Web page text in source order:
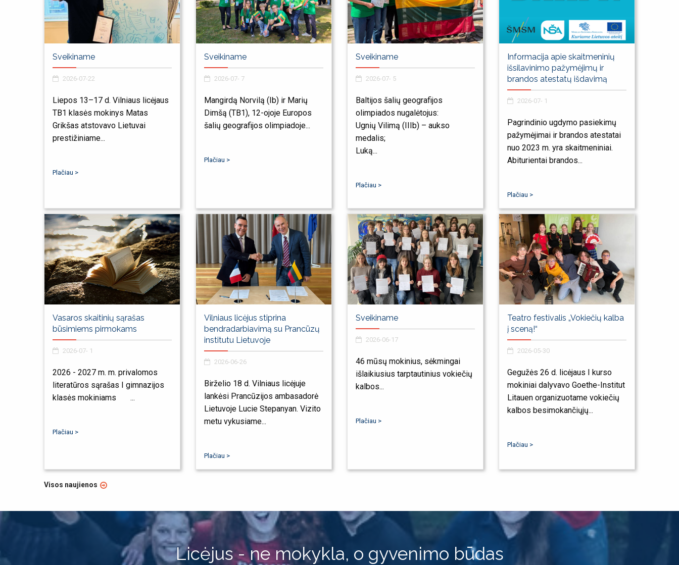
Sveikiname
2026-07-22
Liepos 13–17 d. Vilniaus licėjaus
TB1 klasės mokinys Matas
Grikšas atstovavo Lietuvai
prestižiniame...
Plačiau >
Sveikiname
2026-07- 7
Mangirdą Norvilą (Ib) ir Marių
Dimšą (TB1), 12-ojoje Europos
šalių geografijos olimpiadoje...
Plačiau >
Sveikiname
2026-07- 5
Baltijos šalių geografijos
olimpiados nugalėtojus:
Ugnių Vilimą (IIIb) – aukso
medalis;
Luką...
Plačiau >
Informacija apie skaitmeninių
išsilavinimo pažymėjimų ir
brandos atestatų išdavimą
2026-07- 1
Pagrindinio ugdymo pasiekimų
pažymėjimai ir brandos atestatai
nuo 2023 m. yra skaitmeniniai.
Abiturientai brandos...
Plačiau >
Vasaros skaitinių sąrašas
būsimiems pirmokams
2026-07- 1
2026 - 2027 m. m. privalomos
literatūros sąrašas I gimnazijos
klasės mokiniams ...
Plačiau >
Vilniaus licėjus stiprina
bendradarbiavimą su Prancūzų
institutu Lietuvoje
2026-06-26
Birželio 18 d. Vilniaus licėjuje
lankėsi Prancūzijos ambasadorė
Lietuvoje Lucie Stepanyan. Vizito
metu vykusiame...
Plačiau >
Sveikiname
2026-06-17
46 mūsų mokinius, sėkmingai
išlaikiusius tarptautinius vokiečių
kalbos...
Plačiau >
Teatro festivalis „Vokiečių kalba
į sceną!“
2026-05-30
Gegužės 26 d. licėjaus I kurso
mokiniai dalyvavo Goethe-Institut
Litauen organizuotame vokiečių
kalbos besimokančiųjų...
Plačiau >
Visos naujienos
Licėjus - ne mokykla, o gyvenimo būdas